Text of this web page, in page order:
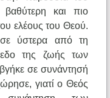
και πιο
ελέους του Θεού.
ύστερα από τη
της ζωής των
σε συνάντησή
γιατί ο Θεός